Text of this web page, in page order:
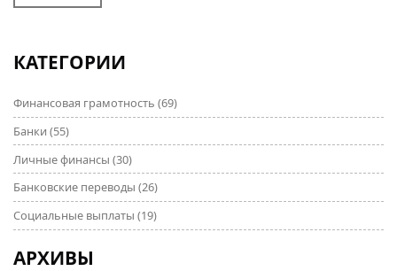
КАТЕГОРИИ
Финансовая грамотность (69)
Банки (55)
Личные финансы (30)
Банковские переводы (26)
Социальные выплаты (19)
АРХИВЫ